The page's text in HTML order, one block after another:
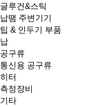
글루건&스틱
납땜 주변기기
팁 & 인두기 부품
납
공구류
통신용 공구류
히터
측정장비
기타